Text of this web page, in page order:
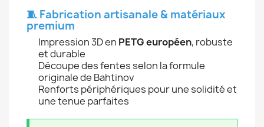
🧵 Fabrication artisanale & matériaux
premium
Impression 3D en PETG européen, robuste
et durable
Découpe des fentes selon la formule
originale de Bahtinov
Renforts périphériques pour une solidité et
une tenue parfaites